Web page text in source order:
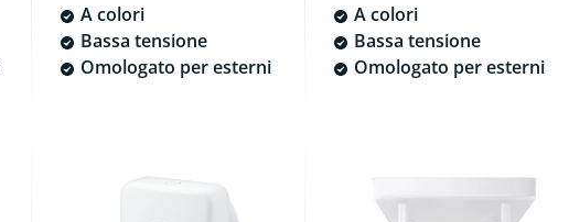
A colori
Bassa tensione
Omologato per esterni
A colori
Bassa tensione
Omologato per esterni